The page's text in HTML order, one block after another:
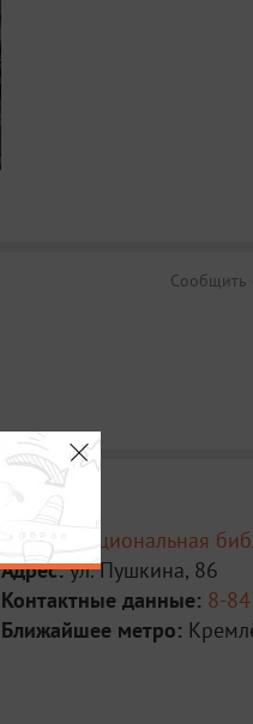
Сообщить
Место:
Национальная
Адрес:ул. Пушкина, 86
Контактные данные: 8-
Ближайшее метро: